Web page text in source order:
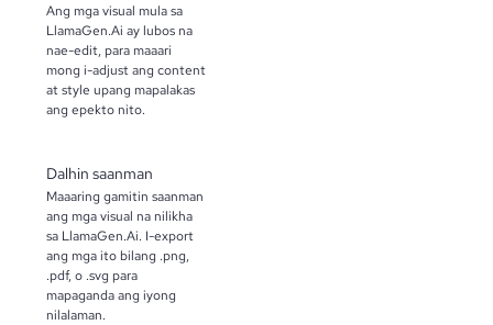
Ang mga visual mula sa
LlamaGen.Ai ay lubos na
nae-edit, para maaari
mong i-adjust ang content
at style upang mapalakas
ang epekto nito.
Dalhin saanman
Maaaring gamitin saanman
ang mga visual na nilikha
sa LlamaGen.Ai. I-export
ang mga ito bilang .png,
.pdf, o .svg para
mapaganda ang iyong
nilalaman.